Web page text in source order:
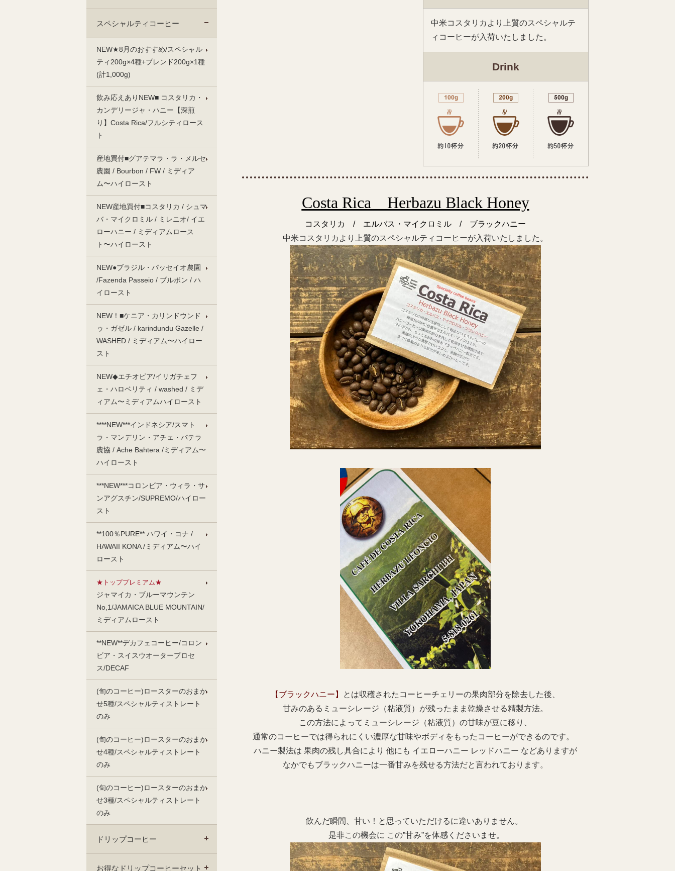
中米コスタリカより上質のスペシャルテ
ィコーヒーが入荷いたしました。
Drink
Costa Rica Herbazu Black Honey
コスタリカ / エルバス・マイクロミル / ブラックハニー
中米コスタリカより上質のスペシャルティコーヒーが入荷いたしました。
【ブラックハニー】
とは収穫されたコーヒーチェリーの果肉部分を除去した後、
甘みのあるミューシレージ（粘液質）が残ったまま乾燥させる精製方法。
この方法によってミューシレージ（粘液質）の甘味が豆に移り、
通常のコーヒーでは得られにくい濃厚な甘味やボディをもったコーヒーができるのです。
ハニー製法は 果肉の残し具合により 他にも イエローハニー レッドハニー などありますが
なかでもブラックハニーは一番甘みを残せる方法だと言われております。
飲んだ瞬間、甘い！と思っていただけるに違いありません。
是非この機会に この”甘み”を体感くださいませ。
スペシャルティコーヒー
NEW★8月のおすすめ/スペシャル
ティ200g×4種+ブレンド200g×1種
(計1,000g)
飲み応えありNEW■ コスタリカ・
カンデリージャ・ハニー【深煎
り】Costa Rica/フルシティロース
ト
産地買付■グアテマラ・ラ・メルセ
農園 / Bourbon / FW / ミディア
ム〜ハイロースト
NEW産地買付■コスタリカ / シュマ
バ・マイクロミル / ミレニオ/ イエ
ローハニー / ミディアムロース
ト〜ハイロースト
NEW●ブラジル・パッセイオ農園
/Fazenda Passeio / ブルボン / ハ
イロースト
NEW！■ケニア・カリンドウンド
ゥ・ガゼル / karindundu Gazelle /
WASHED / ミディアム〜ハイロー
スト
NEW◆エチオピア/イリガチェフ
ェ・ハロベリティ / washed / ミデ
ィアム〜ミディアムハイロースト
****NEW***インドネシア/スマト
ラ・マンデリン・アチェ・バテラ
農協 / Ache Bahtera /ミディアム〜
ハイロースト
***NEW***コロンビア・ウィラ・サ
ンアグスチン/SUPREMO/ハイロー
スト
**100％PURE** ハワイ・コナ /
HAWAII KONA /ミディアム〜ハイ
ロースト
★トッププレミアム★
ジャマイカ・ブルーマウンテン
No,1/JAMAICA BLUE MOUNTAIN/
ミディアムロースト
**NEW**デカフェコーヒー/コロン
ビア・スイスウオータープロセ
ス/DECAF
(旬のコーヒー)ロースターのおまか
せ5種/スペシャルティストレート
のみ
(旬のコーヒー)ロースターのおまか
せ4種/スペシャルティストレート
のみ
(旬のコーヒー)ロースターのおまか
せ3種/スペシャルティストレート
のみ
ドリップコーヒー
お得なドリップコーヒーセット